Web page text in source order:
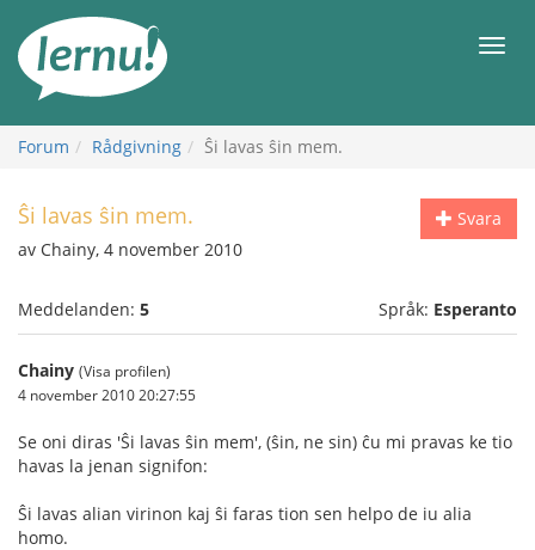
sidans
innehåll
Meny
Forum Rådgivning Ŝi lavas ŝin mem.
Svara
Ŝi lavas ŝin mem.
av Chainy, 4 november 2010
Meddelanden: 5 Språk: Esperanto
Chainy (Visa profilen)
4 november 2010 20:27:55
Se oni diras 'Ŝi lavas ŝin mem', (ŝin, ne sin) ĉu mi pravas ke tio
havas la jenan signifon:
Ŝi lavas alian virinon kaj ŝi faras tion sen helpo de iu alia
homo.